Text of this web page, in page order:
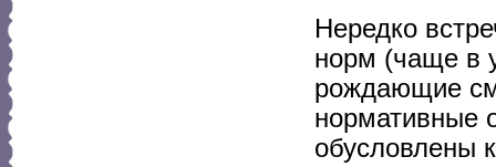
Нередко
норм (чаще в
рождающие
нормативные
обусловлены